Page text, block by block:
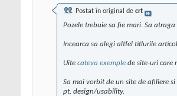
Postat în original de crt
Pozele trebuie sa fie mari. Sa
Incearca sa alegi altfel titlurile
Uite cateva exemple de site-uri care
Sa mai vorbit de un site de afiliere
pt. design/usability.